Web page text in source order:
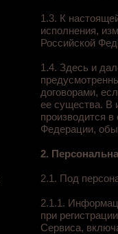
1.3. К
исполнения,
Российской
1.4. Здесь и
договорами,
ее существа. В
производится
Федерации,
2.
2.1. Под
2.1.1.
при
Сервиса,